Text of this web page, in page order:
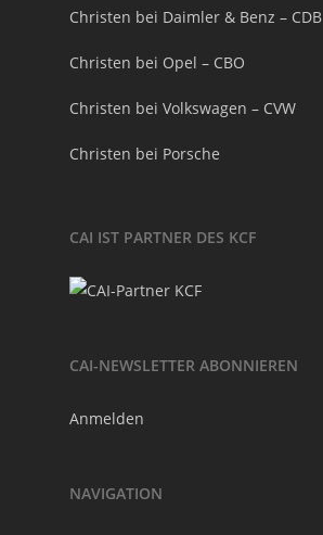
Christen bei Daimler & Benz – CDB
Christen bei Opel – CBO
Christen bei Volkswagen – CVW
Christen bei Porsche
CAI IST PARTNER DES KCF
CAI-NEWSLETTER ABONNIEREN
Anmelden
NAVIGATION